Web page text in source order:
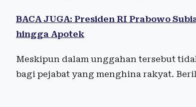
BACA JUGA: Presiden RI Prabowo
hingga Apotek
Meskipun dalam unggahan tersebut
bagi pejabat yang menghina rakyat.